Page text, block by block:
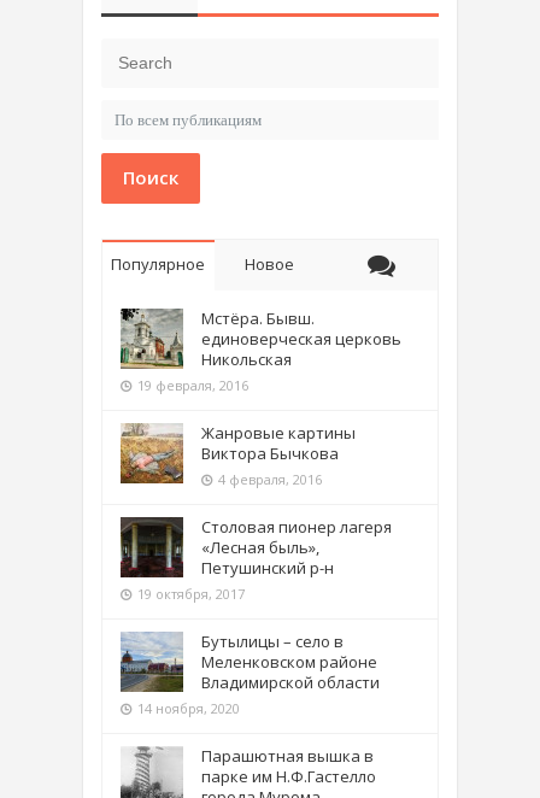
Поиск
Популярное Новое
Мстёра. Бывш.
единоверческая церковь
Никольская
19 февраля, 2016
Жанровые картины
Виктора Бычкова
4 февраля, 2016
Столовая пионер лагеря
«Лесная быль»,
Петушинский р-н
19 октября, 2017
Бутылицы – село в
Меленковском районе
Владимирской области
14 ноября, 2020
Парашютная вышка в
парке им Н.Ф.Гастелло